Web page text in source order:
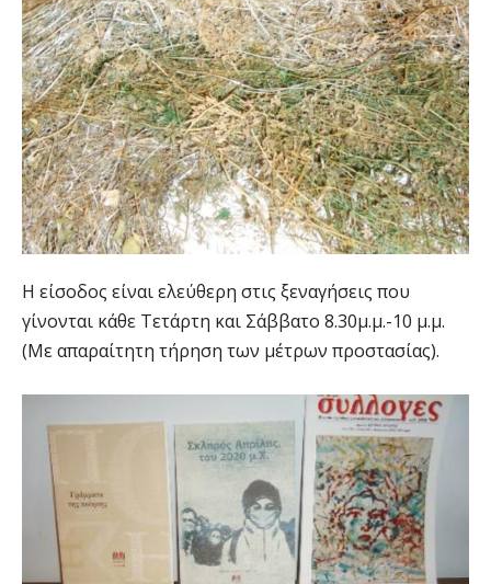
Η είσοδος είναι ελεύθερη στις ξεναγήσεις που
γίνονται κάθε Τετάρτη και Σάββατο 8.30μ.μ.-10 μ.μ.
(Με απαραίτητη τήρηση των μέτρων προστασίας).